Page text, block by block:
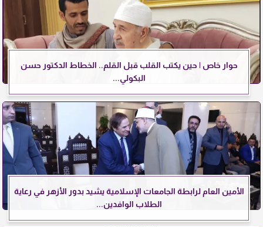
حوار خاص | حين يكتب القلب قبل القلم.. الخطاط الدكتور حسن
البكولي...
الأمين العام لرابطة الجامعات الإسلامية يشيد بدور الأزهر في رعاية
الطلاب الوافدين...